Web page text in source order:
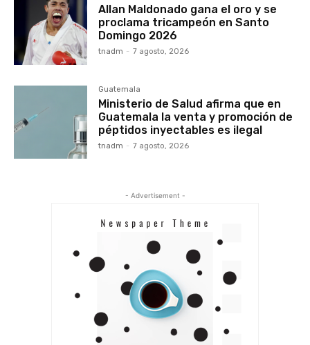
Allan Maldonado gana el oro y se
proclama tricampeón en Santo
Domingo 2026
tnadm - 7 agosto, 2026
Guatemala
Ministerio de Salud afirma que en
Guatemala la venta y promoción de
péptidos inyectables es ilegal
tnadm - 7 agosto, 2026
- Advertisement -